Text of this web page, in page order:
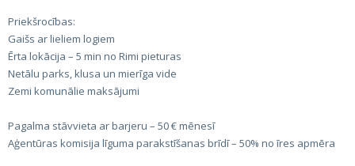
Priekšrocības:
Gaišs ar lieliem logiem
Ērta lokācija – 5 min no Rimi pieturas
Netālu parks, klusa un mierīga vide
Zemi komunālie maksājumi
Pagalma stāvvieta ar barjeru – 50 € mēnesī
Aģentūras komisija līguma parakstīšanas brīdī – 50% no īres apmēra